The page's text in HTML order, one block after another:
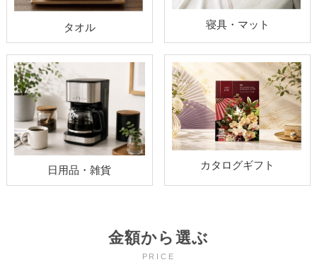
タオル 寝具・マット
日用品・雑貨 カタログギフト
金額から選ぶ
PRICE